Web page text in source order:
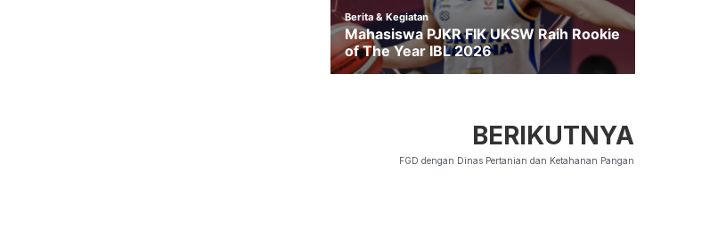
BERIKUTNYA
FGD dengan Dinas Pertanian dan Ketahanan Pangan